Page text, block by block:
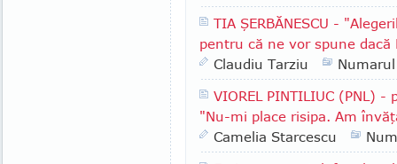
TIA ŞERBĂNESCU -
pentru că ne vor spune
Claudiu Tarziu
VIOREL PINTILIUC (PNL)
"Nu-mi place risipa. Am
Camelia Starcescu